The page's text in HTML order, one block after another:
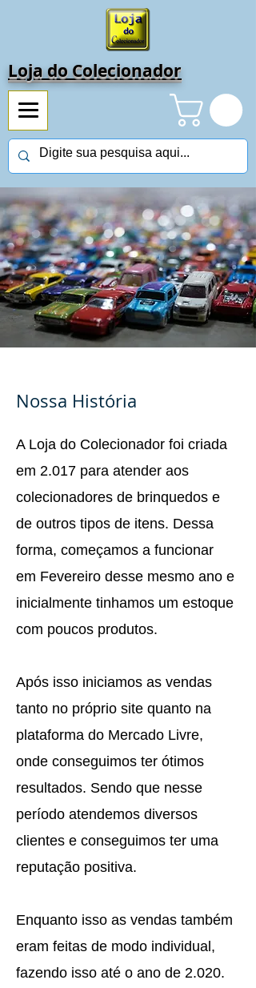
Loja do Colecionador
​Nossa História
A Loja do Colecionador foi criada
em 2.017 para atender aos
colecionadores de brinquedos e
de outros tipos de itens. Dessa
forma, começamos a funcionar
em Fevereiro desse mesmo ano e
inicialmente tinhamos um estoque
com poucos produtos.
Após isso iniciamos as vendas
tanto no próprio site quanto na
plataforma do Mercado Livre,
onde conseguimos ter ótimos
resultados. Sendo que nesse
período atendemos diversos
clientes e conseguimos ter uma
reputação positiva.
Enquanto isso as vendas também
eram feitas de modo individual,
fazendo isso até o ano de 2.020.